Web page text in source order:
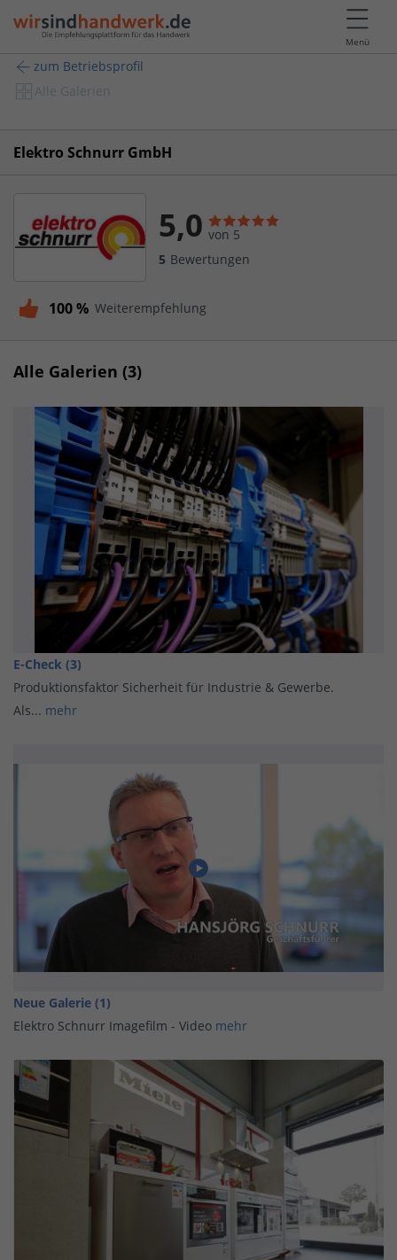
Menü
zum Betriebsprofil
Alle Galerien
Elektro Schnurr GmbH
5,0 von 5
5 Bewertungen
100 % Weiterempfehlung
Alle Galerien (3)
E-Check (3)
Produktionsfaktor Sicherheit für Industrie & Gewerbe.
Als... mehr
Neue Galerie (1)
Elektro Schnurr Imagefilm - Video mehr